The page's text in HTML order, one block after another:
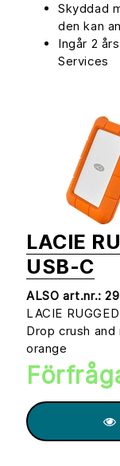
Skyddad
den kan
Ingår 2
Services
LACIE
USB-C
ALSO art.nr.:
LACIE
Drop crush
orange